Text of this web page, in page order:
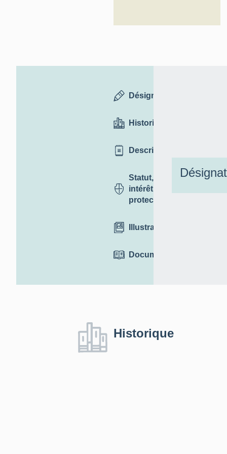
Désignation
Historique
Description
Statut,
intérêt et
protection
Illustrations
Documentation
Historique